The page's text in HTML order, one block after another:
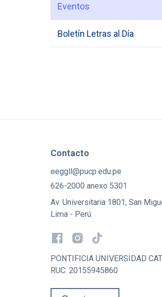
Eventos
Boletín Letras al Día
Contacto
eeggll@pucp.edu.pe
626-2000 anexo 5301
Av. Universitaria 1801, San
Lima - Perú
PONTIFICIA UNIVERSIDAD
RUC: 20155945860